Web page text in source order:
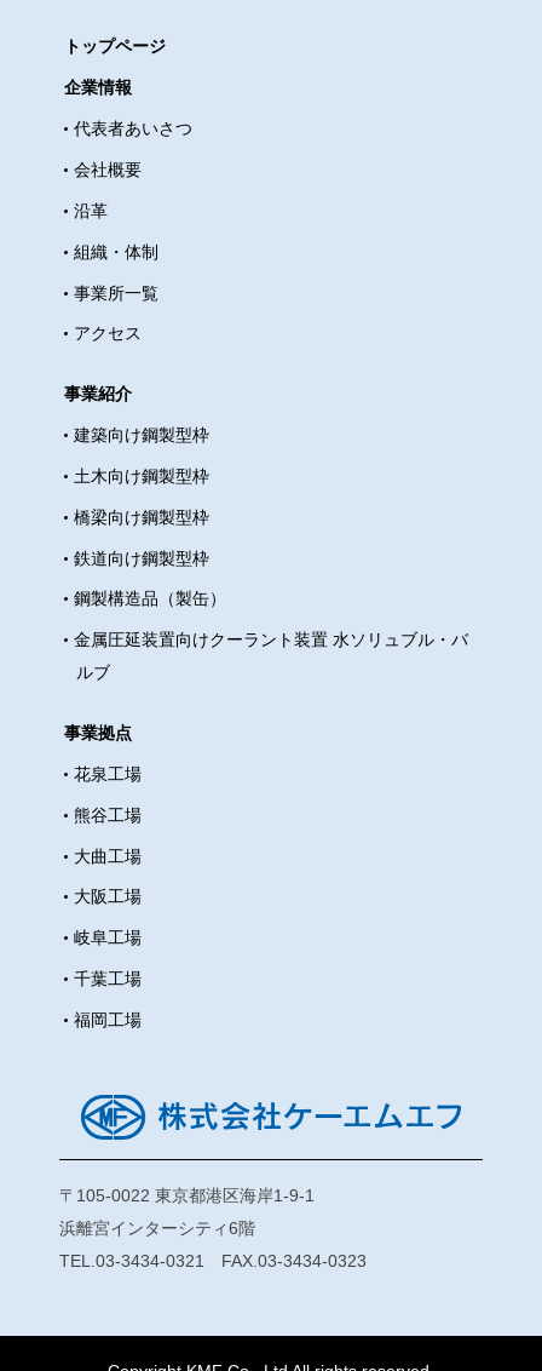
端技術や先進装置を積極的活用し、省エネや製作不
生産や事務処理の電子化を進め、紙の使用量を減ら
します。 ④働きがいのある仕事、仕事の喜びを共有
できる職場を目指す ★社内の資格認定制度を制定・
拡充していきます。 ★新卒者と高齢者雇用を増や
研修を行い、みんなで考えました。 自分の働く会社
も世界も50年後どうなっているか？ そう考える
と、毎日のちょっとの意識で変わっていくのではな
したくありませんが、、 ひとりひとりの意識で地球
を美しく、住みやすくしましょう
実は最近、熊谷工場近くに、深谷（ふかや）花園ア
ウトレットが出来ました。 プレミアムアウトレット
でもSDGｓに取り組んでいるようです。 【URL】
もし来る機会がありましたら、ケーエムエフを是非
トップページ
企業情報
代表者あいさつ
会社概要
沿革
組織・体制
事業所一覧
アクセス
事業紹介
建築向け鋼製型枠
土木向け鋼製型枠
橋梁向け鋼製型枠
鉄道向け鋼製型枠
鋼製構造品（製缶）
金属圧延装置向けクーラント装置 水ソリュブル・バ
ルブ
事業拠点
花泉工場
熊谷工場
大曲工場
大阪工場
岐阜工場
千葉工場
福岡工場
〒105-0022 東京都港区海岸1-9-1
浜離宮インターシティ6階
TEL.03-3434-0321 FAX.03-3434-0323